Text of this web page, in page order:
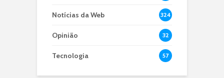
Notícias da Web 324
Opinião 32
Tecnologia 57